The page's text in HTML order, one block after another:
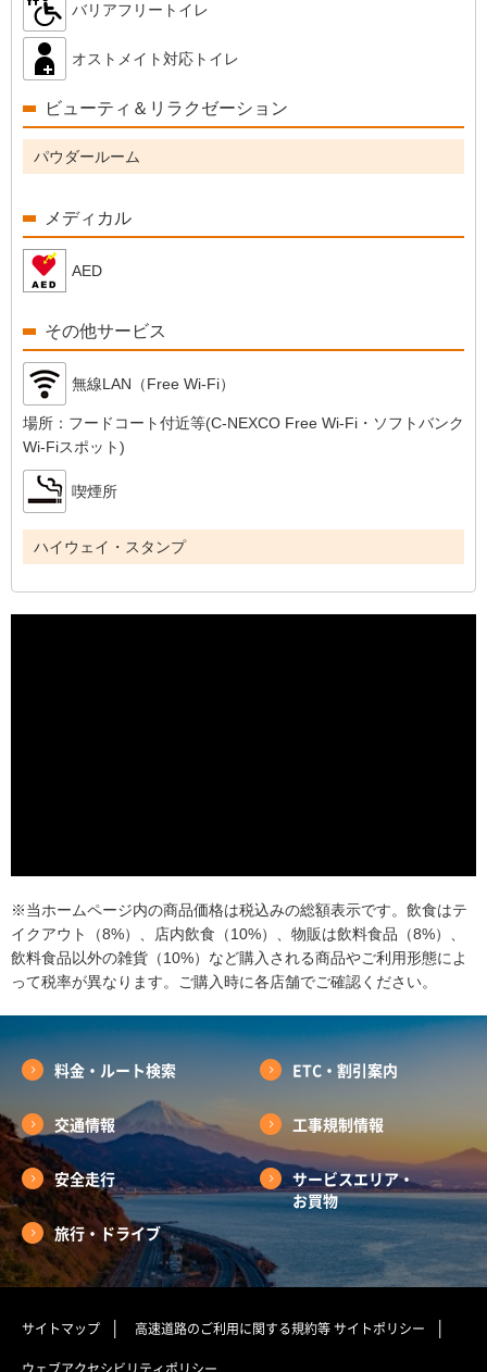
バリアフリートイレ
オストメイト対応トイレ
ビューティ＆リラクゼーション
パウダールーム
メディカル
AED
その他サービス
無線LAN（Free Wi-Fi）
場所： フードコート付近等(C-NEXCO Free Wi-Fi・ソフトバンク
Wi-Fiスポット)
喫煙所
ハイウェイ・スタンプ
※当ホームページ内の商品価格は税込みの総額表示です。飲食はテ
イクアウト（8%）、店内飲食（10%）、物販は飲料食品（8%）、
飲料食品以外の雑貨（10%）など購入される商品やご利用形態によ
って税率が異なります。ご購入時に各店舗でご確認ください。
料金・ルート検索 ETC・割引案内
交通情報 工事規制情報
安全走行
サービスエリア・
お買物
旅行・ドライブ
サイトマップ 高速道路のご利用に関する規約等サイトポリシー